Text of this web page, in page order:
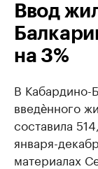
Ввод
на 3%
В Кабардино-
введѐнного
составила
января-
материалах